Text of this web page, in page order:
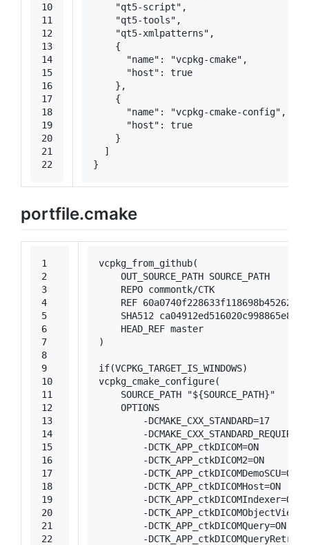
10
11
12
13
14
15
16
17
18
19
20
21
22
"qt5-script" ,
"qt5-tools" ,
"qt5-xmlpatterns" ,
{
"name" : "vcpkg-cmake" ,
"host" :
true
} ,
{
"name" : "vcpkg-cmake-config" ,
"host" :
true
}
]
}
portfile.cmake
1
2
3
4
5
6
7
8
9
10
11
12
13
14
15
16
17
18
19
20
21
22
vcpkg_from_github(
    OUT_SOURCE_PATH SOURCE_PATH
    REPO commontk/CTK
    REF
60
SHA512
    HEAD_REF master
)
if(VCPKG_TARGET_IS_WINDOWS)
vcpkg_cmake_configure(
    SOURCE_PATH
"${SOURCE_PATH}"
    OPTIONS
        -DCMAKE_CXX_STANDARD=
17
        -DCMAKE_CXX_STANDARD_REQUIRED=
        -DCTK_APP_ctkDICOM=
ON
        -DCTK_APP_ctkDICOM2=
ON
        -DCTK_APP_ctkDICOMDemoSCU=
ON
        -DCTK_APP_ctkDICOMHost=
ON
        -DCTK_APP_ctkDICOMIndexer=
ON
-
        -DCTK_APP_ctkDICOMQuery=
ON
-